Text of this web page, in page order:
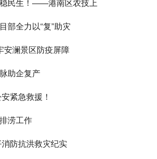
民生！——港南区农技上
部全力以“复”助灾
安澜景区防疫屏障
助企复产
紧急救援！
涝工作
防抗洪救灾纪实